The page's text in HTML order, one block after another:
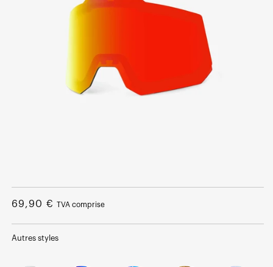
le
média
1
une
fenêtre
modale
Prix
69,90 € TVA comprise
Autres styles